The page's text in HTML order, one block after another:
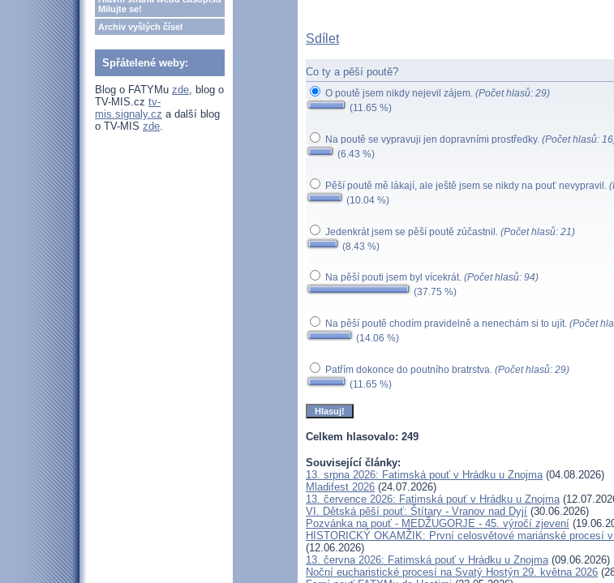
Milujte se!
Archiv vyšlých čísel
Spřátelené weby:
Blog o FATYMu zde, blog o
TV-MIS.cz tv-
mis.signaly.cz a další blog
o TV-MIS zde.
Sdílet
Co ty a pěší poutě?
O poutě jsem nikdy nejevil zájem. (Počet hlasů: 29)
(11.65 %)
Na poutě se vypravuji jen dopravními prostředky. (Počet hlasů:
(6.43 %)
Pěší poutě mě lákají, ale ještě jsem se nikdy na pouť nevypravil.
(10.04 %)
Jedenkrát jsem se pěší poutě zúčastnil. (Počet hlasů: 21)
(8.43 %)
Na pěší pouti jsem byl vícekrát. (Počet hlasů: 94)
(37.75 %)
Na pěší poutě chodím pravidelně a nenechám si to ujít. (Počet
(14.06 %)
Patřím dokonce do poutního bratrstva. (Počet hlasů: 29)
(11.65 %)
Celkem hlasovalo: 249
Související články:
13. srpna 2026: Fatimská pouť v Hrádku u Znojma(04.08.2026)
Mladifest 2026 (24.07.2026)
13. července 2026: Fatimská pouť v Hrádku u Znojma
VI. Dětská pěší pouť: Štítary - Vranov nad Dyjí (30.06.2026)
Pozvánka na pouť - MEDŽUGORJE - 45. výročí zjevení
HISTORICKÝ OKAMŽIK: První celosvětové mariánské procesí
(12.06.2026)
13. června 2026: Fatimská pouť v Hrádku u Znojma(09.06.2026)
Noční eucharistické procesí na Svatý Hostýn 29. května 2026